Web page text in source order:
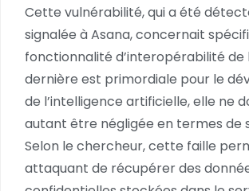
Cette vulnérabilité, qui a été
signalée à Asana, concernait
fonctionnalité d’interopérabilité de
dernière est primordiale pour le
de l’intelligence artificielle, elle ne
autant être négligée en termes de
Selon le chercheur, cette faille
attaquant de récupérer des